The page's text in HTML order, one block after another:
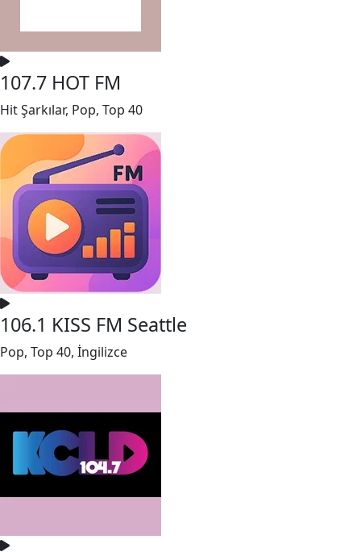
107.7 HOT FM
Hit Şarkılar, Pop, Top 40
106.1 KISS FM Seattle
Pop, Top 40, İngilizce